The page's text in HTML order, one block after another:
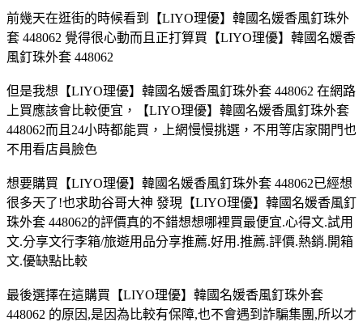
前幾天在逛街的時候看到【LIYO理優】韓國名媛香風釘珠外
套 448062 覺得很心動而且正打算買【LIYO理優】韓國名媛香
風釘珠外套 448062
但是我想【LIYO理優】韓國名媛香風釘珠外套 448062 在網路
上買應該會比較便宜，【LIYO理優】韓國名媛香風釘珠外套
448062而且24小時都能買，上網慢慢挑選，不用等店家開門也
不用看店員臉色
想要購買【LIYO理優】韓國名媛香風釘珠外套 448062已經想
很多天了!也求助谷哥大神 發現【LIYO理優】韓國名媛香風釘
珠外套 448062的評價真的不錯想想哪裡買最便宜.心得文.試用
文.分享文行李箱/旅遊用品分享推薦.好用.推薦.評價.熱銷.開箱
文.優缺點比較
最後選擇在這購買【LIYO理優】韓國名媛香風釘珠外套
448062 的原因,是因為比較有保障,也不會遇到詐騙集團,所以才